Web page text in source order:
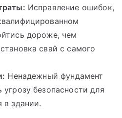
Исправление ошибок,
дороже, чем
свай с самого
Ненадежный фундамент
безопасности для
здании.